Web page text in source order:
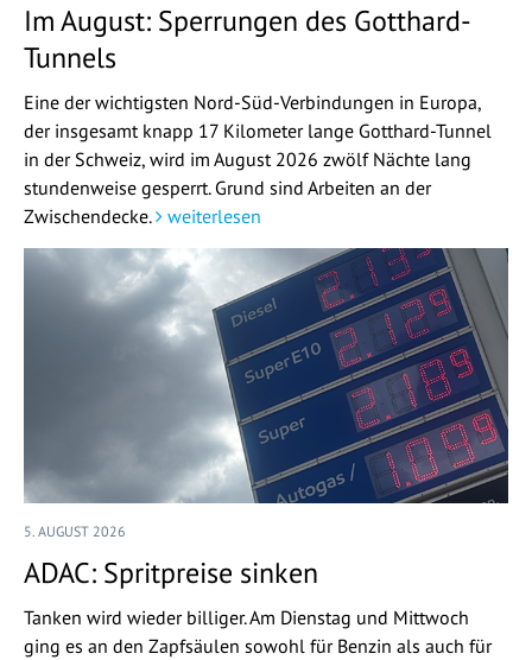
Im August: Sperrungen des Gotthard-
Tunnels
Eine der wichtigsten Nord-Süd-Verbindungen in Europa,
der insgesamt knapp 17 Kilometer lange Gotthard-Tunnel
in der Schweiz, wird im August 2026 zwölf Nächte lang
stundenweise gesperrt. Grund sind Arbeiten an der
Zwischendecke.
weiterlesen
5. AUGUST 2026
ADAC: Spritpreise sinken
Tanken wird wieder billiger. Am Dienstag und Mittwoch
ging es an den Zapfsäulen sowohl für Benzin als auch für